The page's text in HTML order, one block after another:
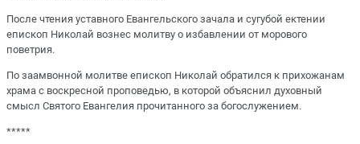
После чтения уставного Евангельского зачала и сугубой ектении
епископ Николай вознес молитву о избавлении от морового
поветрия.
По заамвонной молитве епископ Николай обратился к прихожанам
храма с воскресной проповедью, в которой объяснил духовный
смысл Святого Евангелия прочитанного за богослужением.
*****